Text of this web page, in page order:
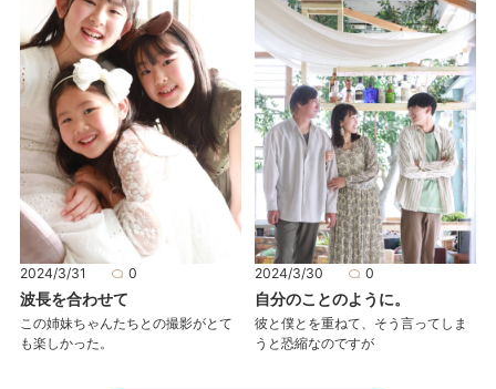
2024/3/31 0
波長を合わせて
この姉妹ちゃんたちとの撮影がとて
も楽しかった。
2024/3/30 0
自分のことのように。
彼と僕とを重ねて、そう言ってしま
うと恐縮なのですが